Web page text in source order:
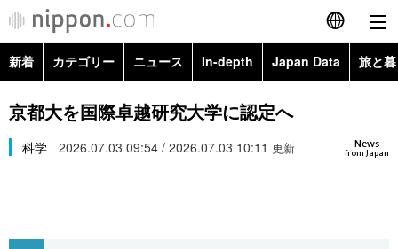
English
简体字
繁體字
新着 カテゴリー ニュース In-depth Japan Data 旅と
政治・外交
経済・ビジネス
社会
Images
京都大を国際卓越研究大学に認定へ
News
from Japan
科学 2026.07.03 09:54 / 2026.07.03 10:11 更新